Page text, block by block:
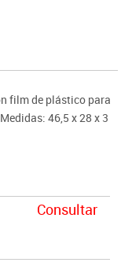
film de plástico para
46,5 x 28 x 3
Consultar